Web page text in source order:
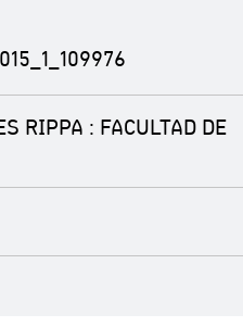
RIPPA : FACULTAD DE